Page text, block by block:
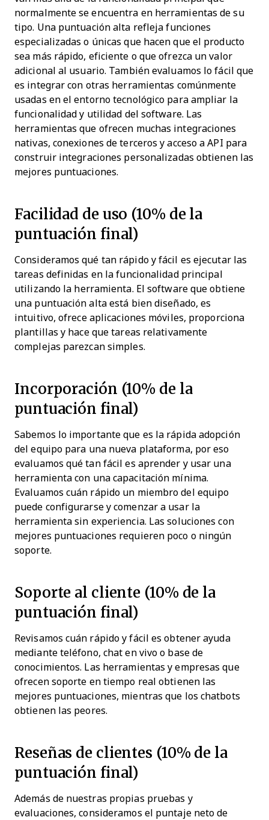
normalmente se encuentra en herramientas de su
tipo. Una puntuación alta refleja funciones
especializadas o únicas que hacen que el producto
sea más rápido, eficiente o que ofrezca un valor
adicional al usuario. También evaluamos lo fácil que
es integrar con otras herramientas comúnmente
usadas en el entorno tecnológico para ampliar la
funcionalidad y utilidad del software. Las
herramientas que ofrecen muchas integraciones
nativas, conexiones de terceros y acceso a API para
construir integraciones personalizadas obtienen las
mejores puntuaciones.
Facilidad de uso (10% de la
puntuación final)
Consideramos qué tan rápido y fácil es ejecutar las
tareas definidas en la funcionalidad principal
utilizando la herramienta. El software que obtiene
una puntuación alta está bien diseñado, es
intuitivo, ofrece aplicaciones móviles, proporciona
plantillas y hace que tareas relativamente
complejas parezcan simples.
Incorporación (10% de la
puntuación final)
Sabemos lo importante que es la rápida adopción
del equipo para una nueva plataforma, por eso
evaluamos qué tan fácil es aprender y usar una
herramienta con una capacitación mínima.
Evaluamos cuán rápido un miembro del equipo
puede configurarse y comenzar a usar la
herramienta sin experiencia. Las soluciones con
mejores puntuaciones requieren poco o ningún
soporte.
Soporte al cliente (10% de la
puntuación final)
Revisamos cuán rápido y fácil es obtener ayuda
mediante teléfono, chat en vivo o base de
conocimientos. Las herramientas y empresas que
ofrecen soporte en tiempo real obtienen las
mejores puntuaciones, mientras que los chatbots
obtienen las peores.
Reseñas de clientes (10% de la
puntuación final)
Además de nuestras propias pruebas y
evaluaciones, consideramos el puntaje neto de